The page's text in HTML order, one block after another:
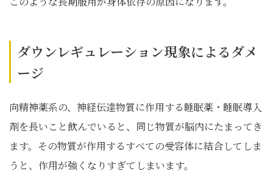
ダウンレギュレーション現象によるダメ
ージ
向精神薬系の、神経伝達物質に作用する睡眠薬・睡眠導入
剤を長いこと飲んでいると、同じ物質が脳内にたまってき
ます。その物質が作用するすべての受容体に結合してしま
うと、作用が強くなりすぎてしまいます。